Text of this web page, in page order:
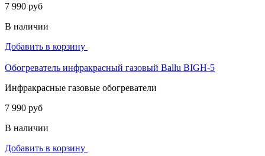
7 990 руб
В наличии
Добавить в корзину
Обогреватель инфракрасный газовый Ballu BIGH-5
Инфракрасные газовые обогреватели
7 990 руб
В наличии
Добавить в корзину